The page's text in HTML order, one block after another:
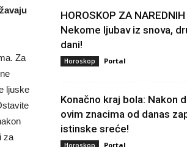
Za
ljuske
za
HOROSKOP ZA
Nekome ljubav iz snova,
dani!
Horoskop Portal
Konačno kraj bola: Nakon
ovim znacima od danas
istinske sreće!
Horoskop Portal